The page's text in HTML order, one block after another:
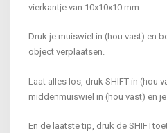
vierkantje van 10x10x10 mm
Druk je muiswiel in (hou vast) en
object verplaatsen.
Laat alles los, druk SHIFT in (hou
middenmuiswiel in (hou vast) en
En de laatste tip, druk de